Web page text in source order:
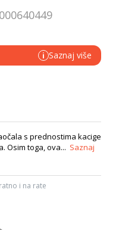
i Saznaj više
s prednostima kacige
Osim toga, ova... Saznaj
i na rate